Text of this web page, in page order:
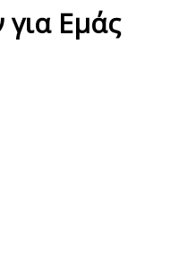
για Εμάς